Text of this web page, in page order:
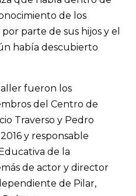
de los
parte de sus hijos y el
había descubierto
fueron los
del Centro de
Traverso y Pedro
y responsable
de la
de actor y director
de Pilar,